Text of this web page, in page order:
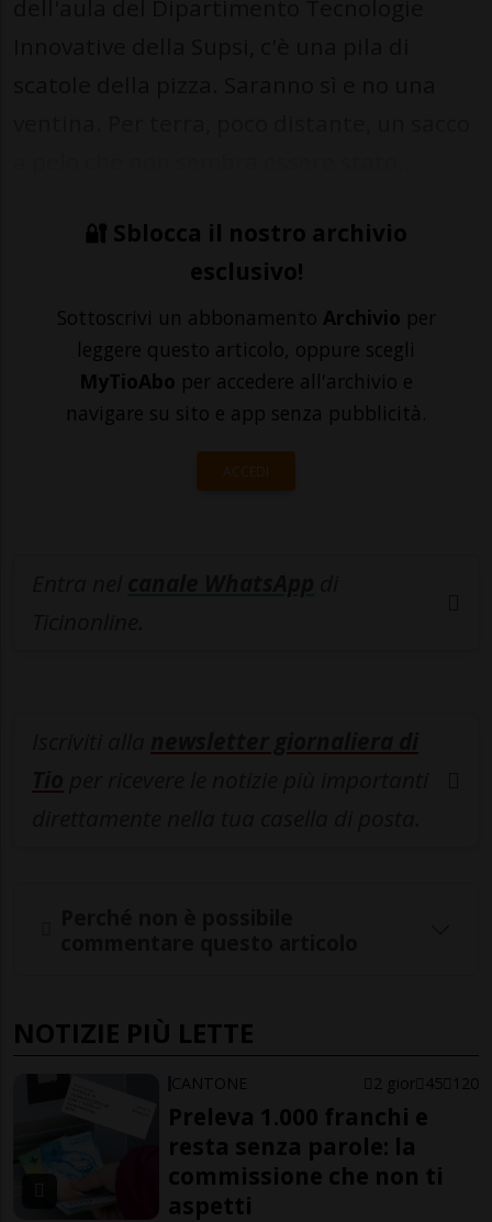
🔐 Sblocca il nostro archivio
esclusivo!
Sottoscrivi un abbonamento Archivio per
leggere questo articolo, oppure scegli
MyTioAbo per accedere all'archivio e
navigare su sito e app senza pubblicità.
ACCEDI
NOTIZIE PIÙ LETTE
CANTONE 2 gior 45 120
Preleva 1.000 franchi e
resta senza parole: la
commissione che non ti
aspetti